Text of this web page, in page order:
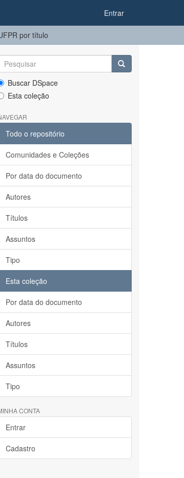
Entrar
por título
Buscar DSpace
Esta coleção
Todo o repositório
Comunidades e Coleções
Por data do documento
Autores
Títulos
Assuntos
Tipo
Esta coleção
Por data do documento
Autores
Títulos
Assuntos
Tipo
CONTA
Entrar
Cadastro